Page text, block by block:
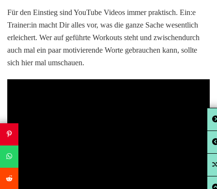
Für den Einstieg sind YouTube Videos immer praktisch. Ein:e
Trainer:in macht Dir alles vor, was die ganze Sache wesentlich
erleichert. Wer auf geführte Workouts steht und zwischendurch
auch mal ein paar motivierende Worte gebrauchen kann, sollte
sich hier mal umschauen.